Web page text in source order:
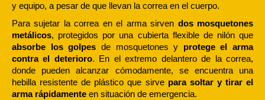
y equipo, a pesar de que llevan la correa en el cuerpo.
Para sujetar la correa en el arma sirven dos mosquetones
metálicos, protegidos por una cubierta flexible de nilón que
absorbe los golpes de mosquetones y protege el arma
contra el deterioro. En el extremo delantero de la correa,
donde pueden alcanzar cómodamente, se encuentra una
hebilla resistente de plástico que sirve para soltar y tirar el
arma rápidamente en situación de emergencia.